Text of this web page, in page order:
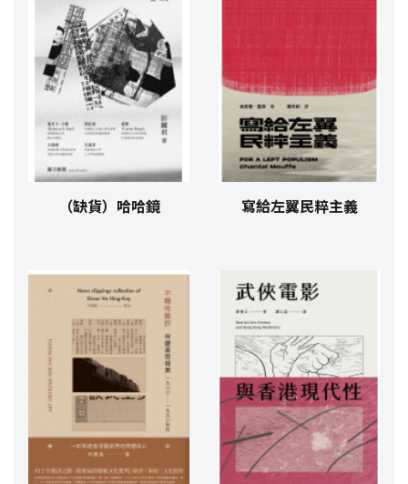
（缺貨）哈哈鏡 寫給左翼民粹主義